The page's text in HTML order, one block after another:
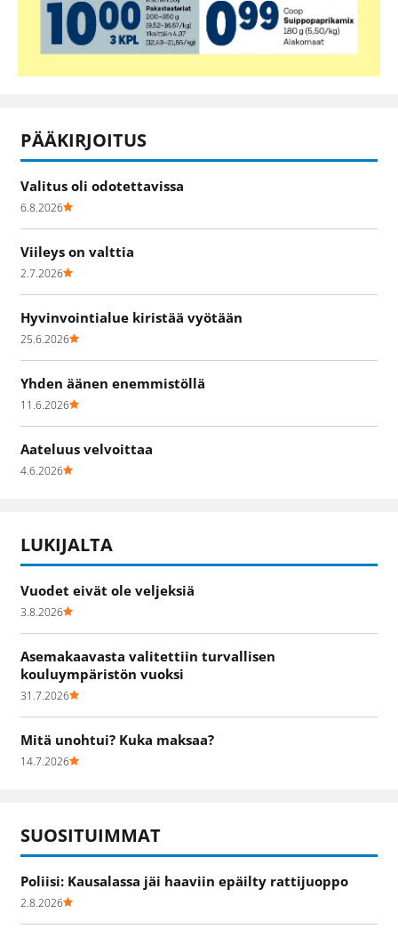
PÄÄKIRJOITUS
Valitus oli odotettavissa
6.8.2026
Viileys on valttia
2.7.2026
Hyvinvointialue kiristää vyötään
25.6.2026
Yhden äänen enemmistöllä
11.6.2026
Aateluus velvoittaa
4.6.2026
LUKIJALTA
Vuodet eivät ole veljeksiä
3.8.2026
Asemakaavasta valitettiin turvallisen
kouluympäristön vuoksi
31.7.2026
Mitä unohtui? Kuka maksaa?
14.7.2026
SUOSITUIMMAT
Poliisi: Kausalassa jäi haaviin epäilty rattijuoppo
2.8.2026